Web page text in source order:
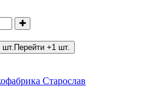
шт. Перейти +1 шт.